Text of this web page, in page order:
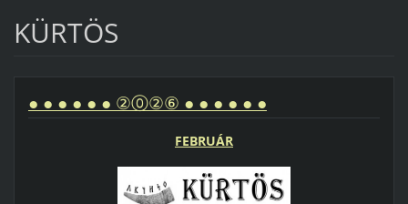
KÜRTÖS
● ● ● ● ● ● ②⓪②⑥ ● ● ● ● ● ●
FEBRUÁR